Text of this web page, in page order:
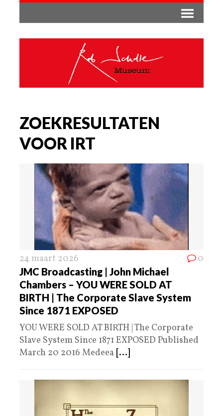
ZOEKRESULTATEN
VOOR IRT
24 maart 2026 0
JMC Broadcasting | John Michael
Chambers – YOU WERE SOLD AT
BIRTH | The Corporate Slave System
Since 1871 EXPOSED
YOU WERE SOLD AT BIRTH | The Corporate
Slave System Since 1871 EXPOSED Published
March 20 2016 Medeea [...]